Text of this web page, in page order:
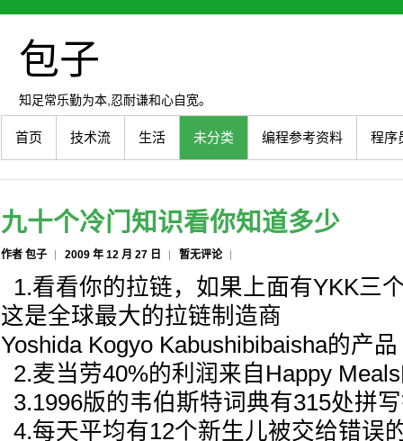
包子
知足常乐勤为本,忍耐谦和心自宽。
首页 技术流 生活 未分类 编程参考资料 程序
九十个冷门知识看你知道多少
作者 包子 2009 年 12 月 27 日 暂无评论
1.看看你的拉链，如果上面有YKK三
这是全球最大的拉链制造商
Yoshida Kogyo Kabushibibaisha的产品
2.麦当劳40%的利润来自Happy
3.1996版的韦伯斯特词典有315处拼
4.每天平均有12个新生儿被交给错误